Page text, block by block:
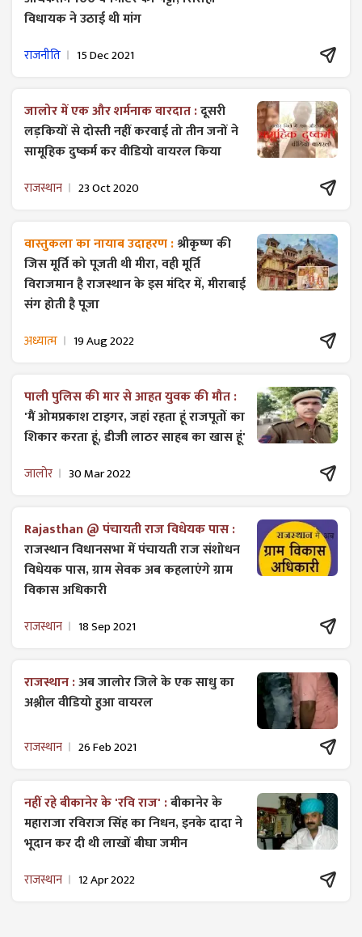
विधायक ने उठाई थी मांग
राजनीति 15 Dec 2021
जालोर में एक और शर्मनाक वारदात :दूसरी
लड़कियों से दोस्ती नहीं करवाई तो तीन जनों ने
सामूहिक दुष्कर्म कर वीडियो वायरल किया
राजस्थान 23 Oct 2020
वास्तुकला का नायाब उदाहरण :श्रीकृष्ण की
जिस मूर्ति को पूजती थी मीरा, वही मूर्ति
विराजमान है राजस्थान के इस मंदिर में, मीराबाई
संग होती है पूजा
अध्यात्म 19 Aug 2022
पाली पुलिस की मार से आहत युवक की मौत :
'मैं ओमप्रकाश टाइगर, जहां रहता हूं राजपूतों का
शिकार करता हूं, डीजी लाठर साहब का खास हूं'
जालोर 30 Mar 2022
Rajasthan @ पंचायती राज विधेयक पास :
राजस्थान विधानसभा में पंचायती राज ​संशोधन
विधेयक पास, ग्राम सेवक अब कहलाएंगे ग्राम
विकास अधिकारी
राजस्थान 18 Sep 2021
राजस्थान :अब जालोर जिले के एक साधु का
अश्लील वीडियो हुआ वायरल
राजस्थान 26 Feb 2021
नहीं रहे बीकानेर के 'रवि राज' :बीकानेर के
महाराजा रविराज सिंह का निधन, इनके दादा ने
भूदान कर दी थी लाखों बीघा जमीन
राजस्थान 12 Apr 2022